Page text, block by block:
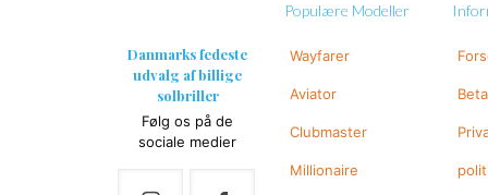
Danmarks fedeste
udvalg af billige
solbriller
Følg os på de
sociale medier
Populære Modeller
Wayfarer
Aviator
Clubmaster
Millionaire